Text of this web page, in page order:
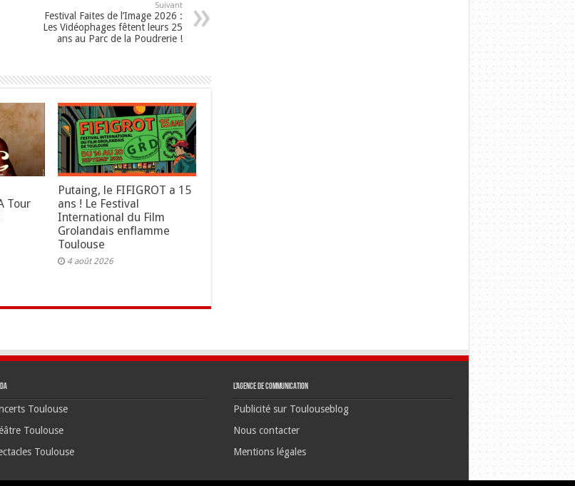
Suivant
Festival Faites de l’Image 2026 :
Les Vidéophages fêtent leurs 25
ans au Parc de la Poudrerie !
Tour
Putaing, le FIFIGROT a 15
ans ! Le Festival
International du Film
Grolandais enflamme
Toulouse
4 août 2026
Toulouse
Toulouse
Toulouse
L’agence de communication
Publicité sur Toulouseblog
Nous contacter
Mentions légales